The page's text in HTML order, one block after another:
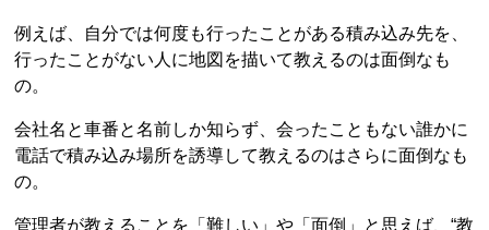
例えば、自分では何度も行ったことがある積み込み先を、
行ったことがない人に地図を描いて教えるのは面倒なも
の。
会社名と車番と名前しか知らず、会ったこともない誰かに
電話で積み込み場所を誘導して教えるのはさらに面倒なも
の。
管理者が教えることを「難しい」や「面倒」と思えば、“教